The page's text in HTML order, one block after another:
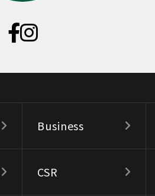
Business
CSR